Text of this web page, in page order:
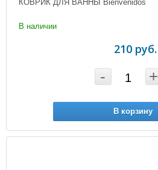
КОВРИК ДЛЯ ВАННЫ Bienvenidos
В наличии
210 руб.
- +
В корзину